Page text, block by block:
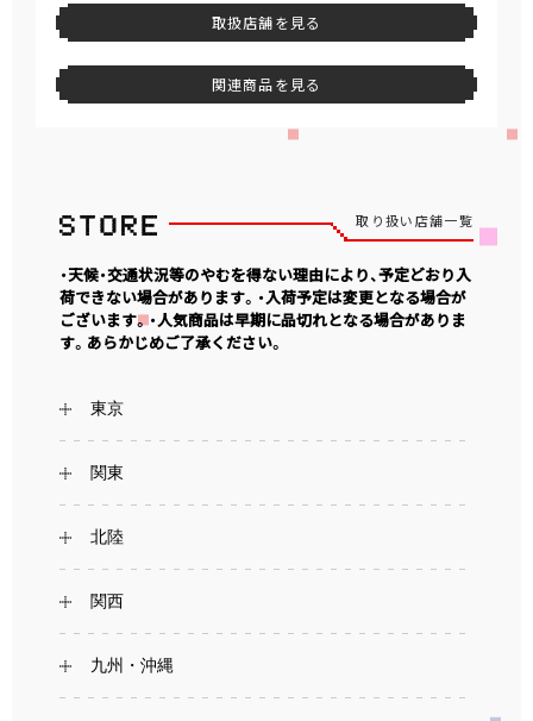
取扱店舗を見る
関連商品を見る
取り扱い店舗一覧
・天候・交通状況等のやむを得ない理由により、予定どおり入
荷できない場合があります。・入荷予定は変更となる場合が
ございます。・人気商品は早期に品切れとなる場合がありま
す。あらかじめご了承ください。
東京
関東
北陸
関西
九州・沖縄